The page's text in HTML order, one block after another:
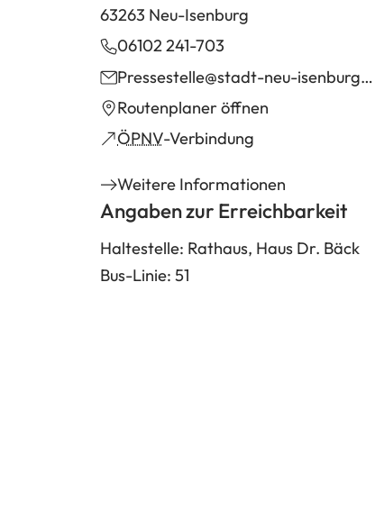
63263 Neu-Isenburg
06102 241-703
Pressestelle
stadt-neu-isenburg de
Routenplaner öffnen
(Öffnet
in
neuen
Tab)
ÖPNV-Verbindung
(Öffnet
einem
neuen
Tab)
Weitere Informationen
Angaben zur Erreichbarkeit
Haltestelle: Rathaus, Haus Dr. Bäck
Bus-Linie: 51